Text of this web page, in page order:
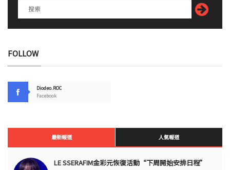
FOLLOW
Diodeo.ROC
Facebook
最新報道 人氣報道
LE SSERAFIM金彩元恢復活動“下周開始安排日程”